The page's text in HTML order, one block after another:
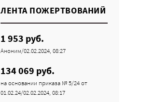
ЛЕНТА ПОЖЕРТВОВАНИЙ
1 953 руб.
Аноним/02.02.2024, 08:27
134 069 руб.
на основании приказа № 5/24 от
01.02.24/02.02.2024, 08:17